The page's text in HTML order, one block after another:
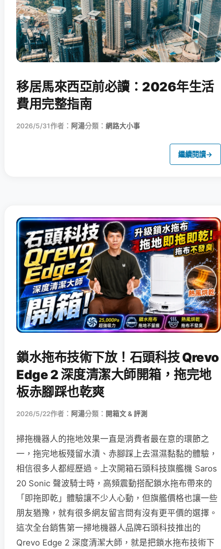
移居馬來西亞前必讀：2026年生活
費用完整指南
2026/5/31作者： 阿湯分類： 網路大小事
繼續閱讀→
鎖水拖布技術下放！石頭科技 Qrevo
Edge 2 深度清潔大師開箱，拖完地
板赤腳踩也乾爽
2026/5/22作者： 阿湯分類： 開箱文 & 評測
掃拖機器人的拖地效果一直是消費者最在意的環節之
一，拖完地板殘留水漬、赤腳踩上去濕濕黏黏的體驗，
相信很多人都經歷過。上次開箱石頭科技旗艦機 Saros
20 Sonic 聲波騎士時，高頻震動搭配鎖水拖布帶來的
「即拖即乾」體驗讓不少人心動，但旗艦價格也讓一些
朋友猶豫，就有很多網友留言問有沒有更平價的選擇。
這次全台銷售第一掃地機器人品牌石頭科技推出的
Qrevo Edge 2 深度清潔大師，就是把鎖水拖布技術下